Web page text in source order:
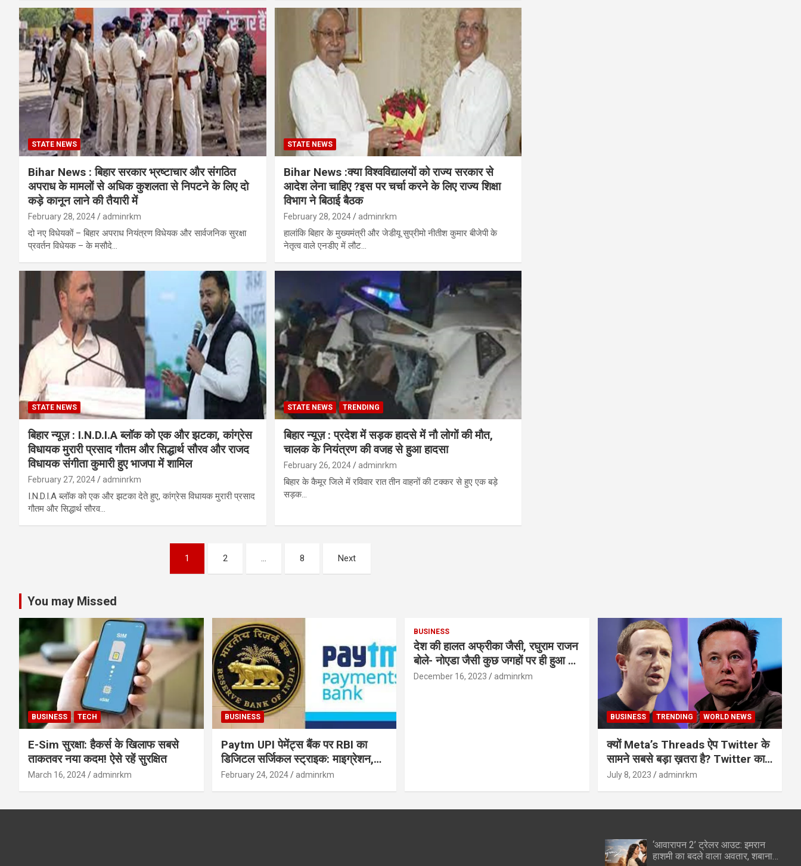
STATE NEWS
Bihar News : बिहार सरकार भ्रष्टाचार और संगठित
अपराध के मामलों से अधिक कुशलता से निपटने के लिए दो
कड़े कानून लाने की तैयारी में
February 28, 2024 adminrkm
दो नए विधेयकों – बिहार अपराध नियंत्रण विधेयक और सार्वजनिक सुरक्षा
प्रवर्तन विधेयक – के मसौदे…
STATE NEWS
Bihar News :क्या विश्वविद्यालयों को राज्य सरकार से
आदेश लेना चाहिए ?इस पर चर्चा करने के लिए राज्य शिक्षा
विभाग ने बिठाई बैठक
February 28, 2024 adminrkm
हालांकि बिहार के मुख्यमंत्री और जेडीयू सुप्रीमो नीतीश कुमार बीजेपी के
नेतृत्व वाले एनडीए में लौट…
STATE NEWS
बिहार न्यूज़ : I.N.D.I.A ब्लॉक को एक और झटका, कांग्रेस
विधायक मुरारी प्रसाद गौतम और सिद्धार्थ सौरव और राजद
विधायक संगीता कुमारी हुए भाजपा में शामिल
February 27, 2024 adminrkm
I.N.D.I.A ब्लॉक को एक और झटका देते हुए, कांग्रेस विधायक मुरारी प्रसाद
गौतम और सिद्धार्थ सौरव…
STATE NEWS TRENDING
बिहार न्यूज़ : प्रदेश में सड़क हादसे में नौ लोगों की मौत,
चालक के नियंत्रण की वजह से हुआ हादसा
February 26, 2024 adminrkm
बिहार के कैमूर जिले में रविवार रात तीन वाहनों की टक्कर से हुए एक बड़े
सड़क…
1 2 … 8 Next
You may Missed
BUSINESS TECH
E-Sim सुरक्षा: हैकर्स के खिलाफ सबसे
ताकतवर नया कदम! ऐसे रहें सुरक्षित
March 16, 2024 adminrkm
BUSINESS
Paytm UPI पेमेंट्स बैंक पर RBI का
डिजिटल सर्जिकल स्ट्राइक: माइग्रेशन,
सुरक्षा और उपयोगकर्ताओं के लिए सलाह!
February 24, 2024 adminrkm
BUSINESS
देश की हालत अफ्रीका जैसी, रघुराम राजन
बोले- नोएडा जैसी कुछ जगहों पर ही हुआ है
विकास : रघुराम राजन
December 16, 2023 adminrkm
BUSINESS TRENDING WORLD NEWS
क्यों Meta’s Threads ऐप Twitter के
सामने सबसे बड़ा ख़तरा है? Twitter का
अंत?
July 8, 2023 adminrkm
‘आवारापन 2’ ट्रेलर आउट: इमरान
हाशमी का बदले वाला अवतार, शबाना